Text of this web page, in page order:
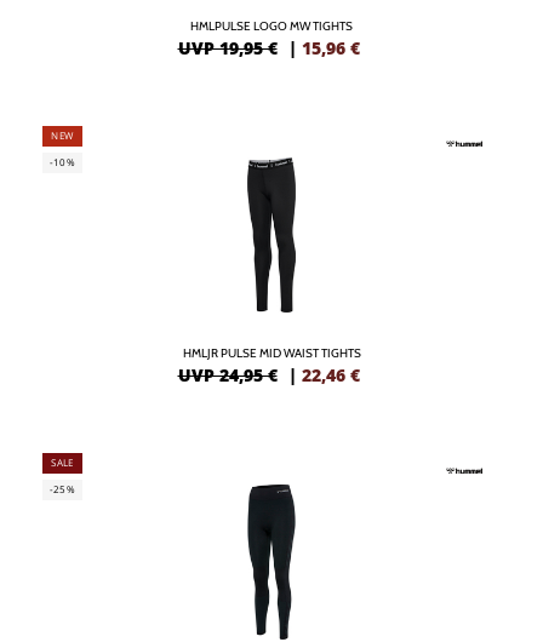
HMLPULSE LOGO MW TIGHTS
UVP 19,95 € | 15,96 €
NEW
-10%
HMLJR PULSE MID WAIST TIGHTS
UVP 24,95 € | 22,46 €
SALE
-25%